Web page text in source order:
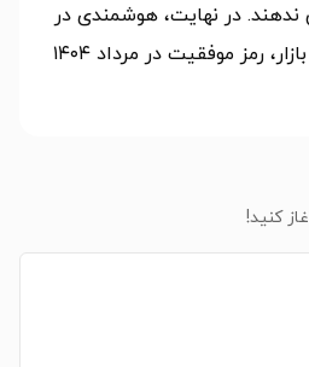
در نهایت، هوشمندی در
و رصد روزانه بازار، رمز موفقیت در مرداد ۱۴۰۴
کنید!